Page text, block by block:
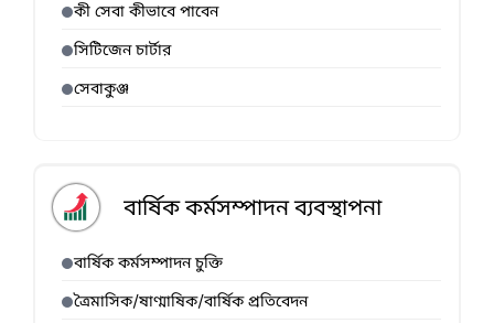
কী সেবা কীভাবে পাবেন
সিটিজেন চার্টার
সেবাকুঞ্জ
বার্ষিক কর্মসম্পাদন ব্যবস্থাপনা
বার্ষিক কর্মসম্পাদন চুক্তি
ত্রৈমাসিক/ষাণ্মাষিক/বার্ষিক প্রতিবেদন